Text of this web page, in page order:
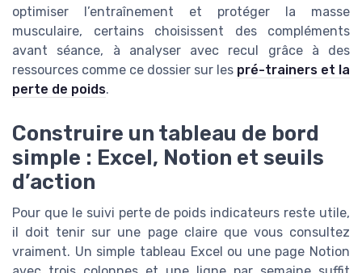
optimiser l’entraînement et protéger la masse
musculaire, certains choisissent des compléments
avant séance, à analyser avec recul grâce à des
ressources comme ce dossier sur les pré-trainers et la
perte de poids.
Construire un tableau de bord
simple : Excel, Notion et seuils
d’action
Pour que le suivi perte de poids indicateurs reste utile,
il doit tenir sur une page claire que vous consultez
vraiment. Un simple tableau Excel ou une page Notion